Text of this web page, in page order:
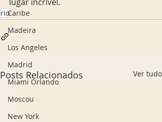
Caribe
Madeira
Los Angeles
Madrid
Miami Orlando
Moscou
New York
rio
Posts Relacionados Ver tudo